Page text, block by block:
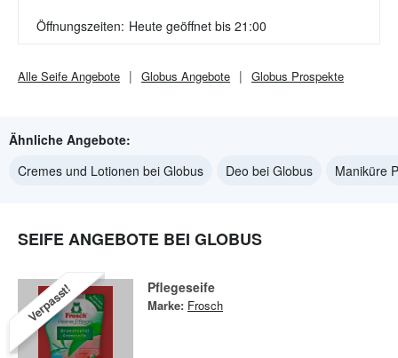
Öffnungszeiten: Heute geöffnet bis 21:00
Alle Seife Angebote Globus Angebote Globus Prospekte
Ähnliche Angebote:
Cremes und Lotionen bei Globus
Deo bei Globus Maniküre
SEIFE ANGEBOTE BEI GLOBUS
Verpasst! Pflegeseife
Marke: Frosch